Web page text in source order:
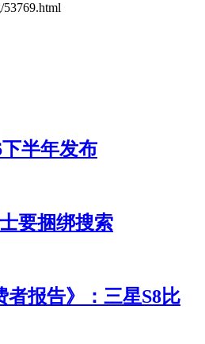
半年发布
要捆绑搜索
者报告》：三星S8比